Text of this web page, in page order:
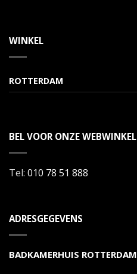
WINKEL
ROTTERDAM
BEL VOOR ONZE WEBWINKEL
Tel: 010 78 51 888
ADRESGEGEVENS
BADKAMERHUIS ROTTERDAM